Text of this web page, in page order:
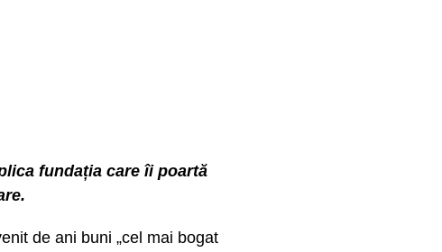
fundația care îi poartă
de ani buni „cel mai bogat